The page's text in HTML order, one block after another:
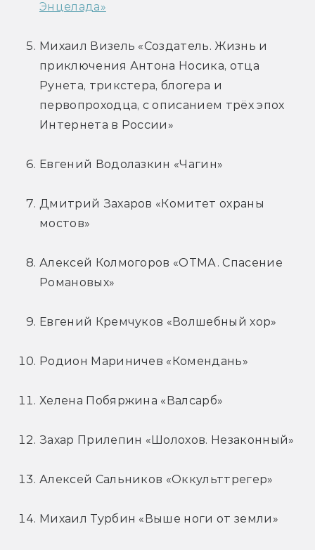
Энцелада»
Михаил Визель «Создатель. Жизнь и
приключения Антона Носика, отца
Рунета, трикстера, блогера и
первопроходца, с описанием трёх эпох
Интернета в России»
Евгений Водолазкин «Чагин»
Дмитрий Захаров «Комитет охраны
мостов»
Алексей Колмогоров «ОТМА. Спасение
Романовых»
Евгений Кремчуков «Волшебный хор»
Родион Мариничев «Комендань»
Хелена Побяржина «Валсарб»
Захар Прилепин «Шолохов. Незаконный»
Алексей Сальников «Оккульттрегер»
Михаил Турбин «Выше ноги от земли»